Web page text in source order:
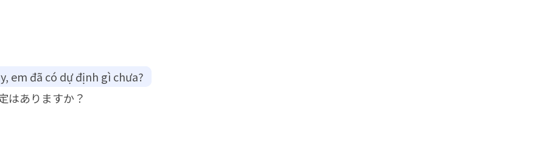
em đã có dự định gì chưa?
はありますか？